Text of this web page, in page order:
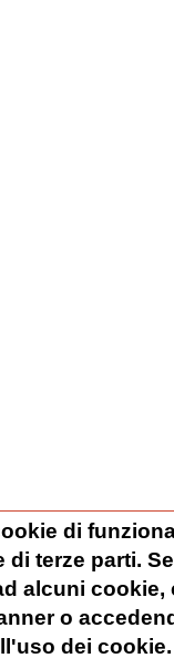
di
terze parti.
alcuni
o
dei cookie.